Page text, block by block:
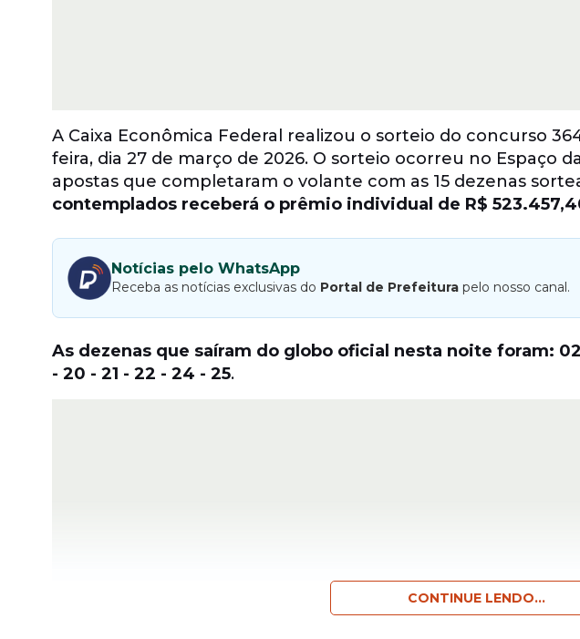
A Caixa Econômica Federal realizou o sorteio do concurso
feira, dia 27 de março de 2026. O sorteio ocorreu no Espaço
apostas que completaram o volante com as 15 dezenas
contemplados receberá o prêmio individual de R$
Notícias pelo WhatsApp
Receba as notícias exclusivas do Portal de Prefeitura pelo nosso canal.
As dezenas que saíram do globo oficial nesta noite foram: 02
- 20 - 21 - 22 - 24 - 25.
CONTINUE LENDO...